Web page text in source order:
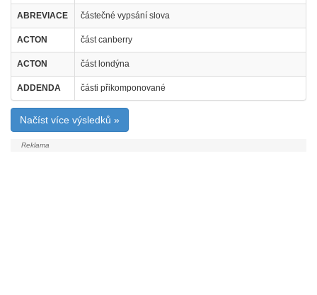
ABREVIACE částečné vypsání slova
ACTON část canberry
ACTON část londýna
ADDENDA části přikomponované
Načíst více výsledků »